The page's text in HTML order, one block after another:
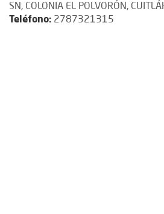
SN, COLONIA EL POLVORÓN,
Teléfono: 2787321315